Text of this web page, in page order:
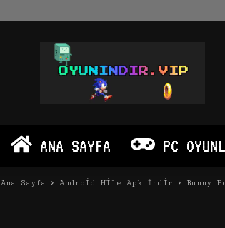
Oyun
İndir
PC
Android
ANA SAYFA PC
Ana Sayfa Android Hile Apk İndir Bunny